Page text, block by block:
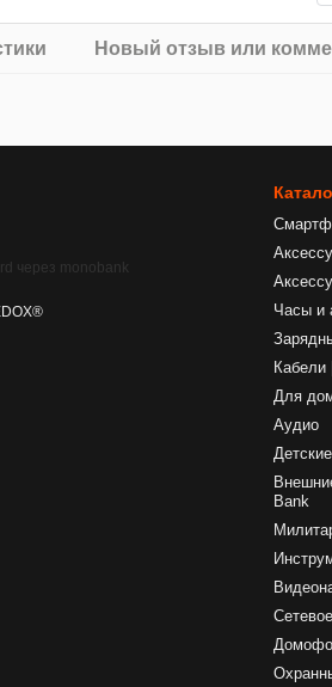
Новый отзыв или
Часы и
Кабели
Для
Аудио
Bank